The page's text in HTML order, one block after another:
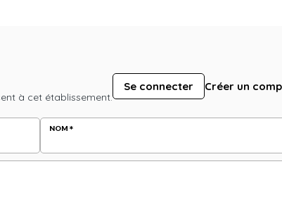
à cet établissement.
Se connecter Créer un
NOM